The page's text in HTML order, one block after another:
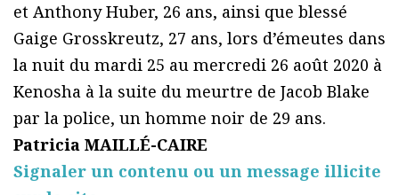
et Anthony Huber, 26 ans, ainsi que blessé
Gaige Grosskreutz, 27 ans, lors d’émeutes dans
la nuit du mardi 25 au mercredi 26 août 2020 à
Kenosha à la suite du meurtre de Jacob Blake
par la police, un homme noir de 29 ans.
Patricia MAILLÉ-CAIRE
Signaler un contenu ou un message illicite